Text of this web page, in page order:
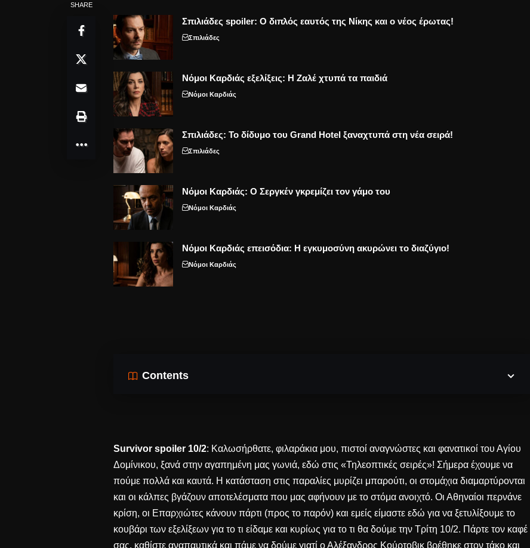
SHARE
Σπιλιάδες spoiler: Ο διπλός εαυτός της Νίκης και ο νέος έρωτας!
Σπιλιάδες
Νόμοι Καρδιάς εξελίξεις: Η Ζαλέ χτυπά τα παιδιά
Νόμοι Καρδιάς
Σπιλιάδες: Το δίδυμο του Grand Hotel ξαναχτυπά στη νέα σειρά!
Σπιλιάδες
Νόμοι Καρδιάς: Ο Σεργκέν γκρεμίζει τον γάμο του
Νόμοι Καρδιάς
Νόμοι Καρδιάς επεισόδια: Η εγκυμοσύνη ακυρώνει το διαζύγιο!
Νόμοι Καρδιάς
Contents
Survivor spoiler 10/2: Καλωσήρθατε, φιλαράκια μου, πιστοί αναγνώστες και φανατικοί του Αγίου
Δομίνικου, ξανά στην αγαπημένη μας γωνιά, εδώ στις «Τηλεοπτικές σειρές»! Σήμερα έχουμε να
πούμε πολλά και καυτά. Η κατάσταση στις παραλίες μυρίζει μπαρούτι, οι στομάχια διαμαρτύρονται
και οι κάλπες βγάζουν αποτελέσματα που μας αφήνουν με το στόμα ανοιχτό. Οι Αθηναίοι περνάνε
κρίση, οι Επαρχιώτες κάνουν πάρτι (προς το παρόν) και εμείς είμαστε εδώ για να ξετυλίξουμε το
κουβάρι των εξελίξεων για το τι είδαμε και κυρίως για το τι θα δούμε την Τρίτη 10/2. Πάρτε τον καφέ
σας, καθίστε αναπαυτικά και πάμε να δούμε γιατί ο Αλέξανδρος Κούρτοβικ βρέθηκε στον τάκο και